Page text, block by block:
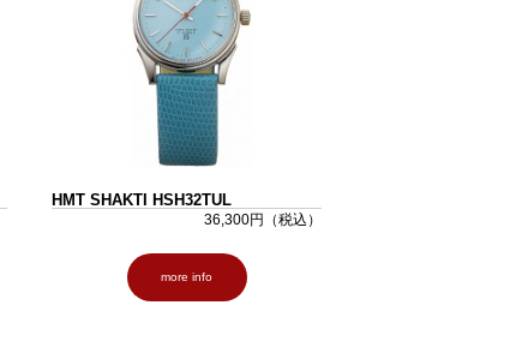
HMT SHAKTI HSH32TUL
36,300円（税込）
more info